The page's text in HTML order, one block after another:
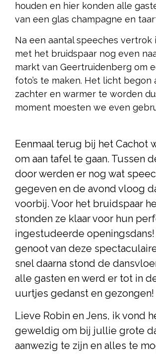
houden en hier konden alle
van een glas champagne en
Na een aantal speeches vertrok
met het bruidspaar nog even
markt van Geertruidenberg om
foto’s te maken. Het licht begon
zachter en warmer te worden
moment moesten we even
Eenmaal terug bij het Cachot
om aan tafel te gaan. Tussen
door werden er nog wat
gegeven en de avond vloog
voorbij. Voor het bruidspaar
stonden ze klaar voor hun
ingestudeerde
genoot van deze
snel daarna stond de
alle gasten en werd er tot in
uurtjes gedanst en gezongen!
Lieve Robin en Jens, ik vond
geweldig om bij jullie grote
aanwezig te zijn en alles te